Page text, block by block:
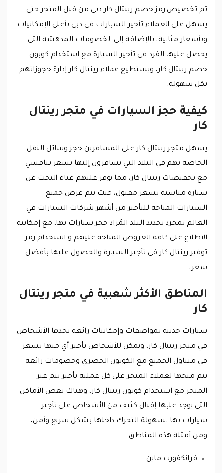
تم تخصيص رمز خصم رينتال كار دبي من قبل المتجر حتى
يسهل على العملاء تأجير السيارات في دبي بأعلى الإمكانيات
وبأسعار مثالية، بالإضافة إلى الخصومات المدهشة التي
يحصل عليها الفرد في تأجير السيارة مع استخدام كوبون
خصم رينتال كار، ويستطيع عملاء رينتال كار إدارة حجوزاتهم
بكل سهولة.
كيفية حجز السيارات في متجر رينتال
كار
يسهل متجر رينتال كار على المسافرين حجز وسائل النقل
الخاصة بهم في البلاد التي يسافرون إليها بسعر تنافسي
مع تخفيضات رينتال كار، مما يوفر عليهم عناء البحث عن
سيارة مناسبة بسعر مقبول، حيث يتم عرض جميع
السيارات المتاحة للتأجير من أشهر شركات السيارات في
العالم بمجرد تحديد البلد المُراد حجز سيارات بها، مع إمكانية
الاطلاع على كافة العروض المتاحة عليهم و استخدام رمز
توفير رينتال كار في تأجير السيارة والحصول عليها بأفضل
سعر،
المناطق الأكثر شعبية في متجر رينتال
كار
سيارات حديثة بمواصفات وإمكانيات رائعة يجدها الأشخاص
في متجر رينتال كار، ويمكن للأشخاص تأجير أي منها بسعر
في متناول الجميع مع الكوبون الحصري وخصومات رائعة
يتم منحها لعملاء المتجر على كل عملية تأجير تتم عبر
المتجر مع استخدام كوبون رينتال كار، وهناك بعض الأماكن
التي يوجد عليها إقبال كثيف من الأشخاص على تأجير
سيارات بها لسهولة التحرك داخلها بشكل سريع وأمن،
ومن أمثلة هذه المناطق:
فرانكفورت ماين.